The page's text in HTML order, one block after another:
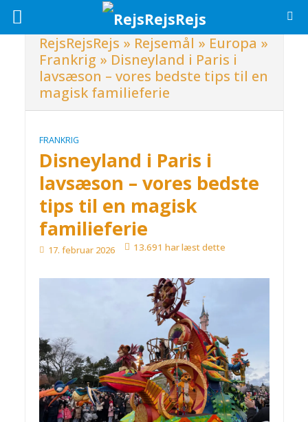
RejsRejsRejs » Rejsemål » Europa »
Frankrig » Disneyland i Paris i
lavsæson – vores bedste tips til en
magisk familieferie
FRANKRIG
Disneyland i Paris i
lavsæson – vores bedste
tips til en magisk
familieferie
17. februar 2026 13.691 har læst dette